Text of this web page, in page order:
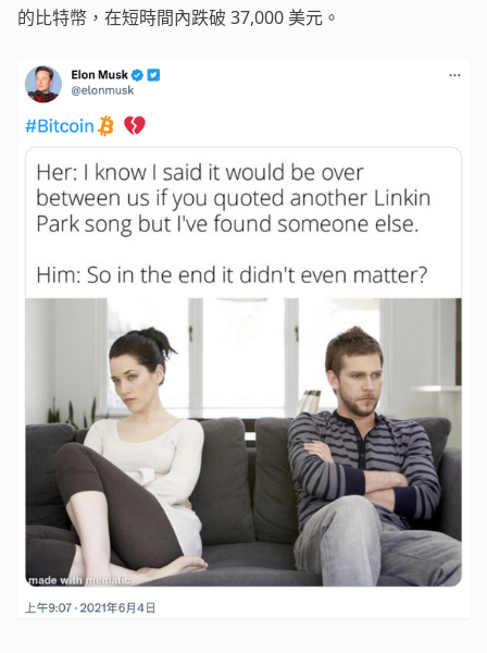
的比特幣，在短時間內跌破 37,000 美元。